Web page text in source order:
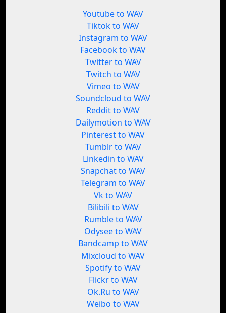
Youtube to WAV
Tiktok to WAV
Instagram to WAV
Facebook to WAV
Twitter to WAV
Twitch to WAV
Vimeo to WAV
Soundcloud to WAV
Reddit to WAV
Dailymotion to WAV
Pinterest to WAV
Tumblr to WAV
Linkedin to WAV
Snapchat to WAV
Telegram to WAV
Vk to WAV
Bilibili to WAV
Rumble to WAV
Odysee to WAV
Bandcamp to WAV
Mixcloud to WAV
Spotify to WAV
Flickr to WAV
Ok.Ru to WAV
Weibo to WAV